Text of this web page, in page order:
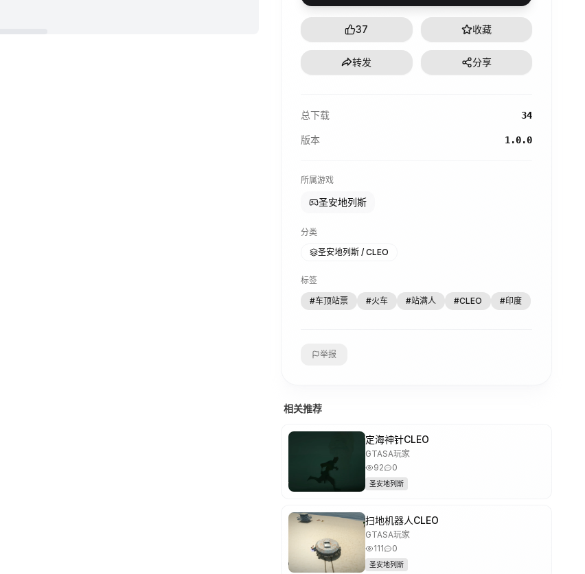
37 收藏
转发 分享
总下载 34
版本 1.0.0
所属游戏
圣安地列斯
分类
圣安地列斯 / CLEO
标签
#车顶站票 #火车 #站满人 #CLEO #印度
举报
相关推荐
定海神针CLEO
GTASA玩家
92
0
圣安地列斯
扫地机器人CLEO
GTASA玩家
111
0
圣安地列斯